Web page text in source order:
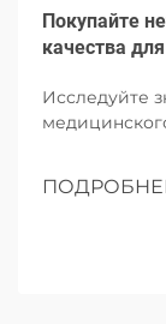
Покупайте
качества
Исследуйте